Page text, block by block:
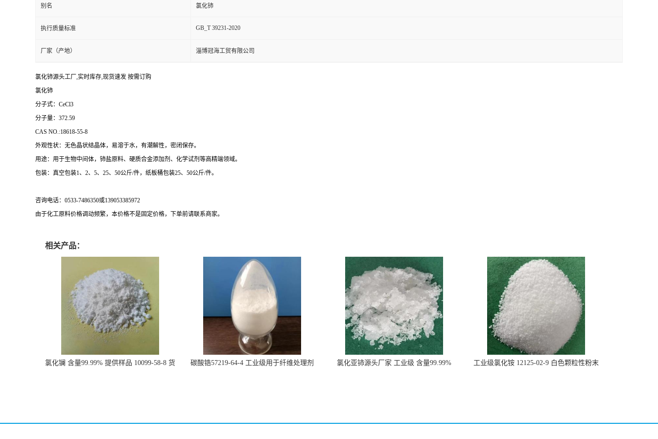
别名 氯化铈
执行质量标准 GB_T 39231-2020
厂家（产地） 淄博冠海工贸有限公司
氯化铈源头工厂,实时库存,现货速发 按需订购
氯化铈
分子式：CeCl3
分子量：372.59
CAS NO.:18618-55-8
外观性状：无色晶状结晶体，易溶于水，有潮解性，密闭保存。
用途：用于生物中间体，铈盐原料、硬质合金添加剂、化学试剂等高精端领域。
包装：真空包装1、2、5、25、50公斤/件，纸板桶包装25、50公斤/件。
咨询电话： 0533-7486350或139053385972
由于化工原料价格调动频繁，本价格不是固定价格，下单前请联系商家。
相关产品：
氯化镧 含量99.99% 提供样品 10099-58-8 货
碳酸锆57219-64-4 工业级用于纤维处理剂
氯化亚铈源头厂家 工业级 含量99.99%
工业级氯化铵 12125-02-9 白色颗粒性粉末